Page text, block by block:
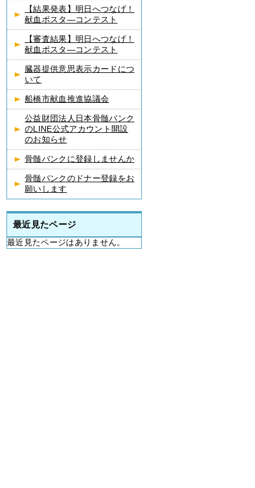
【結果発表】明日へつなげ！
献血ポスタ―コンテスト
【審査結果】明日へつなげ！
献血ポスタ―コンテスト
臓器提供意思表示カードにつ
いて
船橋市献血推進協議会
公益財団法人日本骨髄バンク
のLINE公式アカウント開設
のお知らせ
骨髄バンクに登録しませんか
骨髄バンクのドナー登録をお
願いします
最近見たページ
最近見たページはありません。